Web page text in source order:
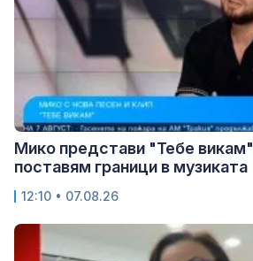
Мико представи "Тебе
поставям граници в музиката
12:10 • 07.08.26